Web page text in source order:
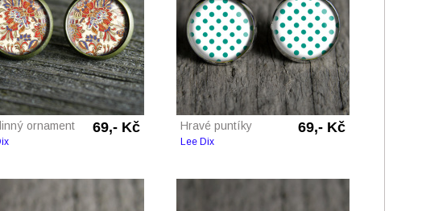
ornament 69,- Kč Hravé puntíky 69,- Kč
Lee Dix